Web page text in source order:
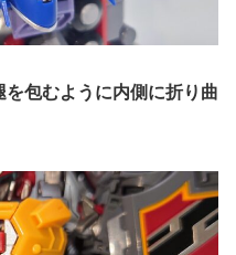
包むように内側に折り曲